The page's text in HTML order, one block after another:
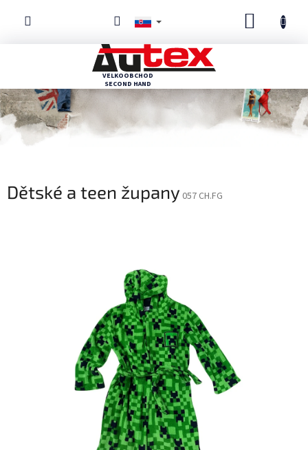
Dětské a teen župany 057 CH.FG